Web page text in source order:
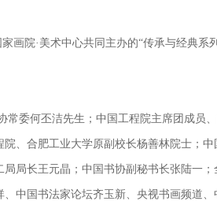
画院·美术中心共同主办的“传承与经典
常委何丕洁先生；中国工程院主席团成员
、合肥工业大学原副校长杨善林院士；
局长王元晶；中国书协副秘书长张陆一
中国书法家论坛齐玉新、央视书画频道